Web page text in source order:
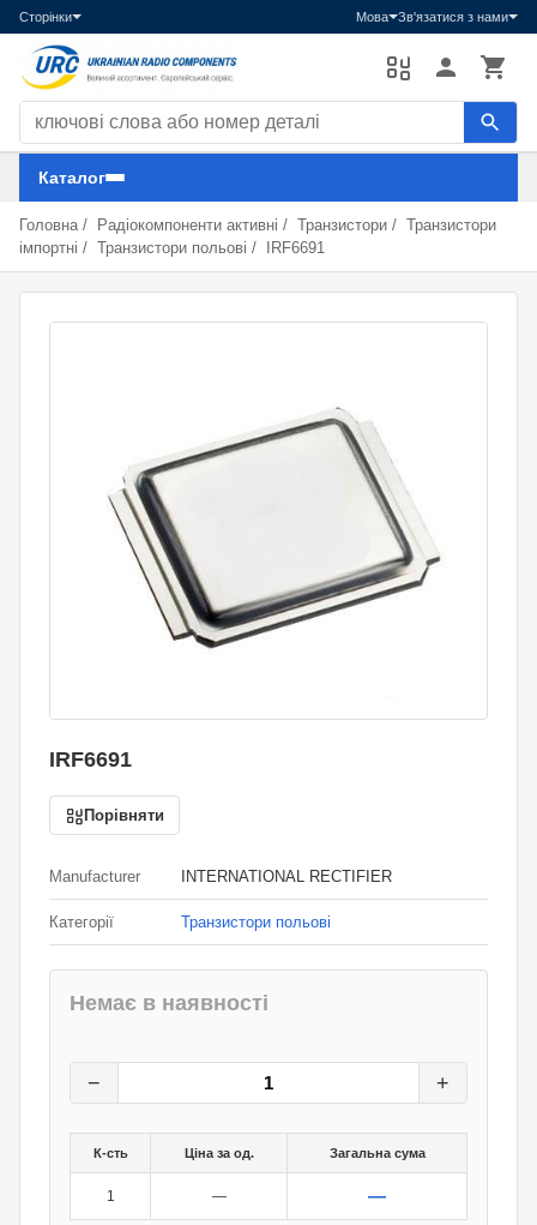
Сторінки Мова Зв'язатися з нами
Пошук компонентів
Каталог
Головна / Радіокомпоненти активні / Транзистори / Транзистори
імпортні / Транзистори польові / IRF6691
IRF6691
Порівняти
Manufacturer INTERNATIONAL RECTIFIER
Категорії Транзистори польові
Немає в наявності
− +
К-сть Ціна за од. Загальна сума
1 — —